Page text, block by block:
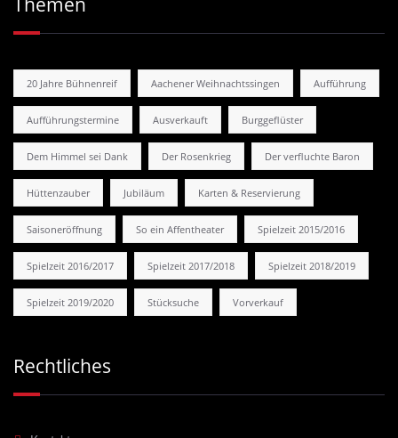
20 Jahre Bühnenreif Aachener Weihnachtssingen Aufführung
Aufführungstermine Ausverkauft Burggeflüster
Dem Himmel sei Dank Der Rosenkrieg Der verfluchte Baron
Hüttenzauber Jubiläum Karten & Reservierung
Saisoneröffnung So ein Affentheater Spielzeit 2015/2016
Spielzeit 2016/2017 Spielzeit 2017/2018 Spielzeit 2018/2019
Spielzeit 2019/2020 Stücksuche Vorverkauf
Rechtliches